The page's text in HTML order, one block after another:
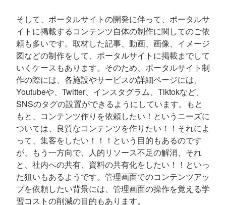
そして、ポータルサイトの開発に伴って、ポータルサ
イトに掲載するコンテンツ自体の制作に関してのご依
頼も多いです。取材した記事、動画、画像、イメージ
図などの制作をして、ポータルサイトに掲載までして
いくケースもあります。そのため、ポータルサイト制
作の際には、各施設やサービスの詳細ページには、
Youtubeや、Twitter、インスタグラム、Tiktokなど、
SNSのタグの設置ができるようにしています。もと
もと、コンテンツ作りを依頼したい！というニーズに
ついては、良質なコンテンツを作りたい！！それによ
って、集客をしたい！！！という目的もあるのです
が、もう一方向で、人的リソース不足の解消、それ
と、社内への共有、資料の共有化をしたい！！といっ
た狙いもあるようです。管理画面でのコンテンツアッ
プを依頼したい背景には、管理画面の操作を覚える学
習コストの削減の目的もあります。